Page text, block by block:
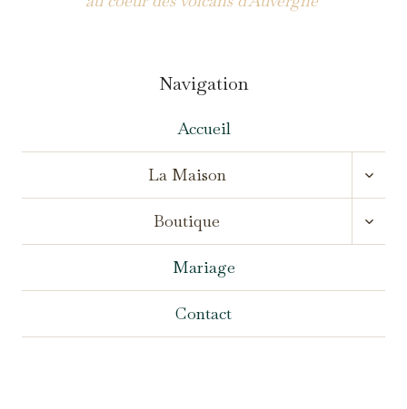
Navigation
Accueil
La Maison
MENU
Boutique
MENU
Mariage
Contact